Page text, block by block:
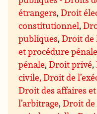
étrangers,Droit
constitutionnel,
publiques,Droit de
et procédure pénale
pénale,Droit privé,
civile, Droit de
Droit des affaires
l’arbitrage,Droit